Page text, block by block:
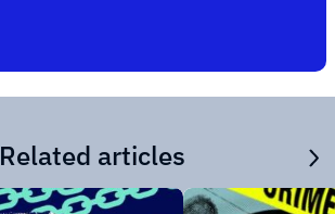
Related articles